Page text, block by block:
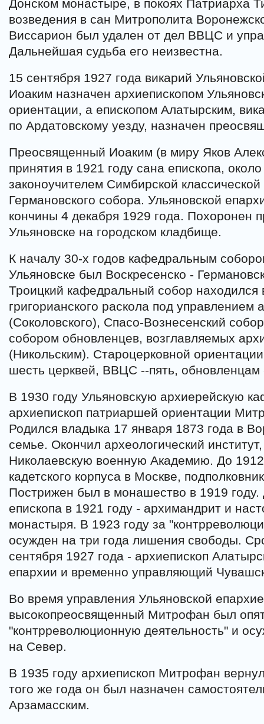
Донском монастыре, в покоях Патриарха
возведения в сан Митрополита
Виссарион был удален от дел ВВЦС и
Дальнейшая судьба его неизвестна.
15 сентября 1927 года викарий
Иоаким назначен архиепископом
ориентации, а епископом Алатырским,
по Ардатовскому уезду, назначен
Преосвященный Иоаким (в миру Яков
принятия в 1921 году сана епископа,
законоучителем Симбирской
Германовского собора. Ульяновской
кончины 4 декабря 1929 года. Похоронен
Ульяновске на городском кладбище.
К началу 30-х годов кафедральным
Ульяновске был Воскресенско -
Троицкий кафедральный собор находился
григорианского раскола под управлением
(Соколовского), Спасо-Вознесенский
собором обновленцев, возглавляемых
(Никольским). Староцерковной
шесть церквей, ВВЦС --пять, обновленцам
В 1930 году Ульяновскую архиерейскую
архиепископ патриаршей ориентации
Родился владыка 17 января 1873 года в
семье. Окончил археологический
Николаевскую военную Академию. До 1912
кадетского корпуса в Москве,
Пострижен был в монашество в 1919 году.
епископа в 1921 году - архимандрит и
монастыря. В 1923 году за
осужден на три года лишения свободы.
сентября 1927 года - архиепископ
епархии и временно управляющий
Во время управления Ульяновской
высокопреосвященный Митрофан был
"контрреволюционную деятельность" и
на Север.
В 1935 году архиепископ Митрофан
того же года он был назначен
Арзамасским.